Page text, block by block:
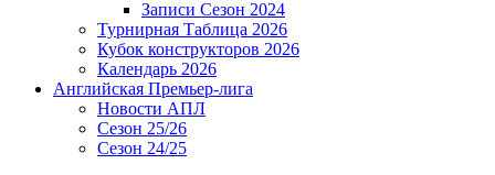
Записи Сезон 2024
Турнирная Таблица 2026
Кубок конструкторов 2026
Календарь 2026
Английская Премьер-лига
Новости АПЛ
Сезон 25/26
Сезон 24/25